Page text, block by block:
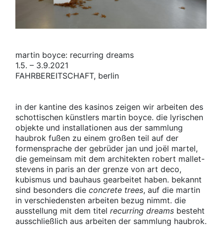
martin boyce: recurring dreams
1.5. – 3.9.2021
FAHRBEREITSCHAFT, berlin
in der kantine des kasinos zeigen wir arbeiten des
schottischen künstlers martin boyce. die lyrischen
objekte und installationen aus der sammlung
haubrok fußen zu einem großen teil auf der
formensprache der gebrüder jan und joël martel,
die gemeinsam mit dem architekten robert mallet-
stevens in paris an der grenze von art deco,
kubismus und bauhaus gearbeitet haben. bekannt
sind besonders die concrete trees, auf die martin
in verschiedensten arbeiten bezug nimmt. die
ausstellung mit dem titel recurring dreams besteht
ausschließlich aus arbeiten der sammlung haubrok.